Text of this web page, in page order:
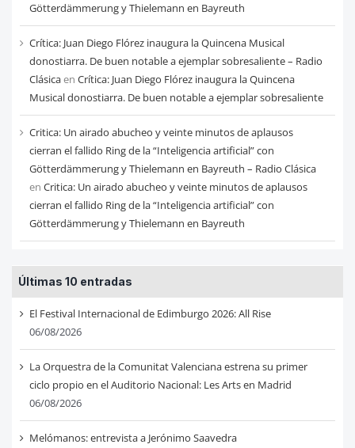
Götterdämmerung y Thielemann en Bayreuth
Crítica: Juan Diego Flórez inaugura la Quincena Musical
donostiarra. De buen notable a ejemplar sobresaliente – Radio
Clásicaen Crítica: Juan Diego Flórez inaugura la Quincena
Musical donostiarra. De buen notable a ejemplar sobresaliente
Critica: Un airado abucheo y veinte minutos de aplausos
cierran el fallido Ring de la “Inteligencia artificial” con
Götterdämmerung y Thielemann en Bayreuth – Radio Clásica
en Critica: Un airado abucheo y veinte minutos de aplausos
cierran el fallido Ring de la “Inteligencia artificial” con
Götterdämmerung y Thielemann en Bayreuth
Últimas 10 entradas
El Festival Internacional de Edimburgo 2026: All Rise
06/08/2026
La Orquestra de la Comunitat Valenciana estrena su primer
ciclo propio en el Auditorio Nacional: Les Arts en Madrid
06/08/2026
Melómanos: entrevista a Jerónimo Saavedra